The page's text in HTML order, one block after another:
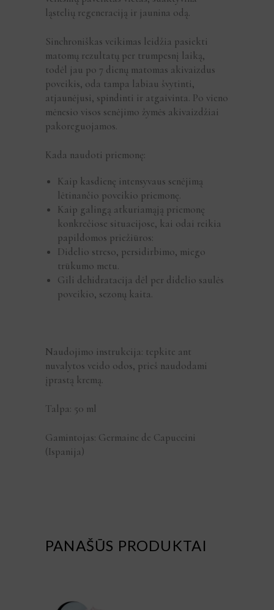
ląstelių regeneraciją ir jaunina odą.
Sinchroniškas veikimas leidžia pasiekti
matomų rezultatų per trumpesnį laiką,
todėl jau po 7 dienų matomas akivaizdus
poveikis, oda tampa labiau švytinti,
atjaunėjusi, spindinti ir atgaivinta. Po vieno
mėnesio visos senėjimo žymės akivaizdžiai
pakoreguojamos.
Kada naudoti priemonę:
Kaip kasdienę intensyvaus senėjimą
lėtinančio poveikio priemonę.
Kaip galingą atkuriamąją priemonę
konkrečiose situacijose, kai odai reikia
papildomos priežiūros:
Didelio streso, persidirbimo, miego
trūkumo metu.
Gili dehidratacija dėl per didelio saulės
poveikio, sezonų kaita.
Naudojimo instrukcija: tepkite ant
nuvalytos veido odos, prieš naudodami
įprastą kremą.
Talpa: 50 ml
Gamintojas: Germaine de Capuccini
(Ispanija)
PANAŠŪS PRODUKTAI